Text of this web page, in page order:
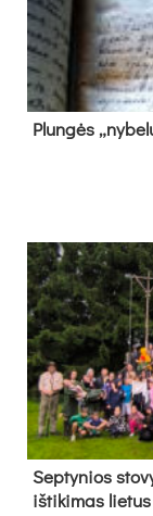
Plun­gės
Sep­ty­nios
iš­ti­ki­mas lie­tus